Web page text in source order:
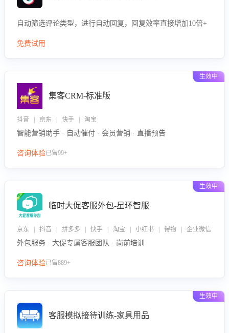
自动筛选评论类型，进行自动回复，回复效率直接增加10倍+
免费试用
生效中
集客CRM-标准版
抖音 | 京东 | 快手 | 淘宝
智能营销助手 · 自动催付 · 会员营销 · 直播预告
咨询体验已售99+
生效中
临时大促客服外包-星环智服
京东 | 抖音 | 拼多多 | 快手 | 淘宝 | 小红书 | 得物 | 企业微信
外包服务 · 大促专属客服团队 · 岗前培训
咨询体验已售889+
生效中
客服模拟接待训练-家具用品